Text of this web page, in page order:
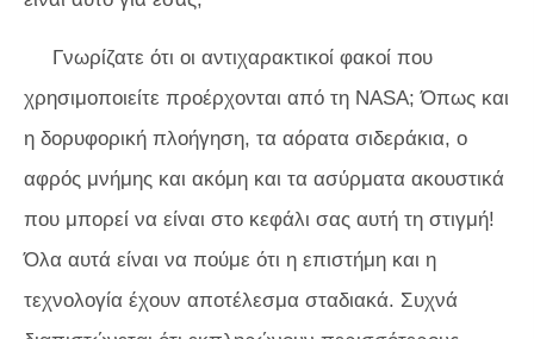
Γνωρίζατε ότι οι αντιχαρακτικοί φακοί που
χρησιμοποιείτε προέρχονται από τη NASA; Όπως και
η δορυφορική πλοήγηση, τα αόρατα σιδεράκια, ο
αφρός μνήμης και ακόμη και τα ασύρματα ακουστικά
που μπορεί να είναι στο κεφάλι σας αυτή τη στιγμή!
Όλα αυτά είναι να πούμε ότι η επιστήμη και η
τεχνολογία έχουν αποτέλεσμα σταδιακά. Συχνά